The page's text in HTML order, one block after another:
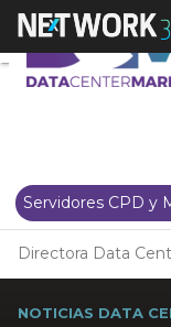
Servidores CPD y
Directora Data
NOTICIAS DATA